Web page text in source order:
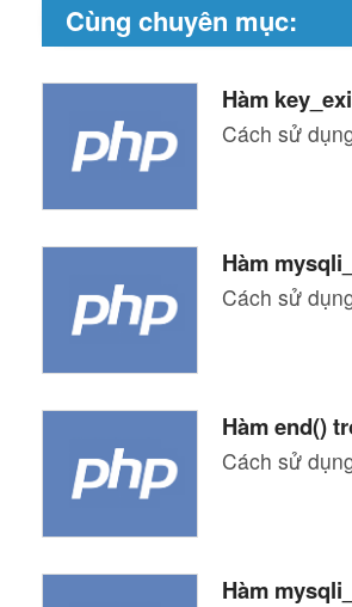
Cùng chuyên mục:
Hàm
Cách sử
Hàm
Cách sử
Hàm end()
Cách sử
Hàm